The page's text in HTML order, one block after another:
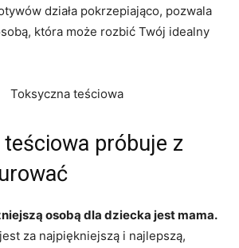
działa pokrzepiająco, pozwala
która może rozbić Twój idealny
próbuje z
osobą dla dziecka jest mama.
za najpiękniejszą i najlepszą,